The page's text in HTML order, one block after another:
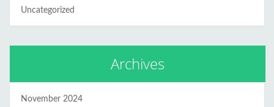
Uncategorized
Archives
November 2024